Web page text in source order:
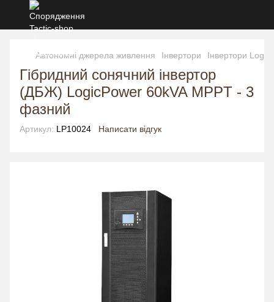
Автономні джерела живлення Інвертори Інвертори
Гібридний сонячний інвертор
(ДБЖ) LogicPower 60kVA MPPT - 3
фазний
Артикул: LP10024 Написати відгук